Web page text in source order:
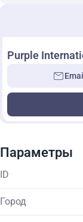
Purple
Email
Параметры
ID
Город